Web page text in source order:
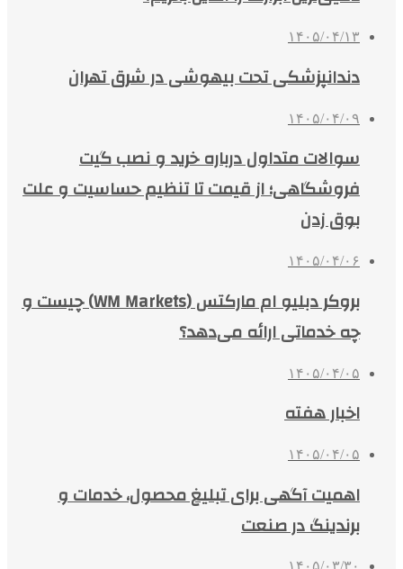
۱۴۰۵/۰۴/۱۳
دندانپزشکی تحت بیهوشی در شرق تهران
۱۴۰۵/۰۴/۰۹
سوالات متداول درباره خرید و نصب گیت
فروشگاهی؛ از قیمت تا تنظیم حساسیت و علت
بوق زدن
۱۴۰۵/۰۴/۰۶
بروکر دبلیو ام مارکتس (WM Markets) چیست و
چه خدماتی ارائه می‌دهد؟
۱۴۰۵/۰۴/۰۵
اخبار هفته
۱۴۰۵/۰۴/۰۵
اهمیت آگهی برای تبلیغ محصول، خدمات و
برندینگ در صنعت